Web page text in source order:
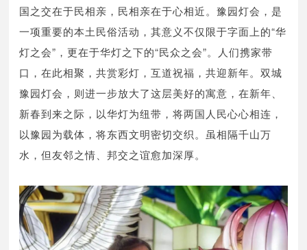
国之交在于民相亲，民相亲在于心相近。豫园灯会，是
一项重要的本土民俗活动，其意义不仅限于字面上的“华
灯之会”，更在于华灯之下的“民众之会”。人们携家带
口，在此相聚，共赏彩灯，互道祝福，共迎新年。双城
豫园灯会，则进一步放大了这层美好的寓意，在新年、
新春到来之际，以华灯为纽带，将两国人民心心相连，
以豫园为载体，将东西文明密切交织。虽相隔千山万
水，但友邻之情、邦交之谊愈加深厚。